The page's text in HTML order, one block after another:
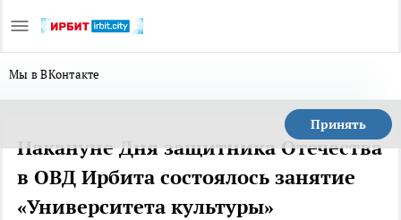
Мы в ВКонтакте
Принять
Накануне Дня защитника Отечества
в ОВД Ирбита состоялось занятие
«Университета культуры»